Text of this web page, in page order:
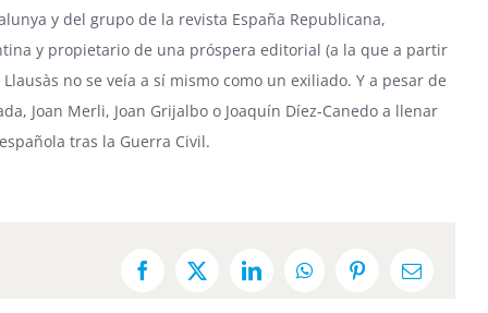
y del grupo de la revista España Republicana,
y propietario de una próspera editorial (a la que a partir
no se veía a sí mismo como un exiliado. Y a pesar de
Joan Merli, Joan Grijalbo o Joaquín Díez-Canedo a llenar
tras la Guerra Civil.
Facebook
X LinkedInWhatsAppPinterestEmail: